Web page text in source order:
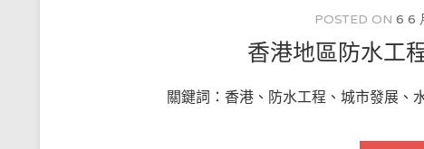
POSTED ON 6 6
香港地區防水工
關鍵詞：香港、防水工程、城市發展